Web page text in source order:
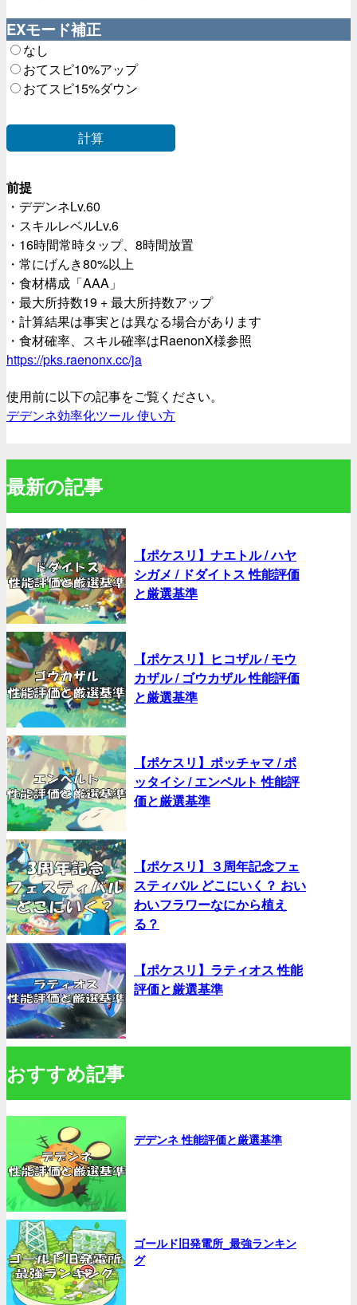
EXモード補正
なし
おてスピ10%アップ
おてスピ15%ダウン
計算
前提
・デデンネLv.60
・スキルレベルLv.6
・16時間常時タップ、8時間放置
・常にげんき80%以上
・食材構成「AAA」
・最大所持数19 + 最大所持数アップ
・計算結果は事実とは異なる場合があります
・食材確率、スキル確率はRaenonX様参照
https://pks.raenonx.cc/ja
使用前に以下の記事をご覧ください。
デデンネ効率化ツール 使い方
最新の記事
【ポケスリ】ナエトル / ハヤ
シガメ / ドダイトス 性能評価
と厳選基準
【ポケスリ】ヒコザル / モウ
カザル / ゴウカザル 性能評価
と厳選基準
【ポケスリ】ポッチャマ / ポ
ッタイシ / エンペルト 性能評
価と厳選基準
【ポケスリ】３周年記念フェ
スティバル どこにいく？ おい
わいフラワーなにから植え
る？
【ポケスリ】ラティオス 性能
評価と厳選基準
おすすめ記事
デデンネ 性能評価と厳選基準
ゴールド旧発電所_最強ランキン
グ